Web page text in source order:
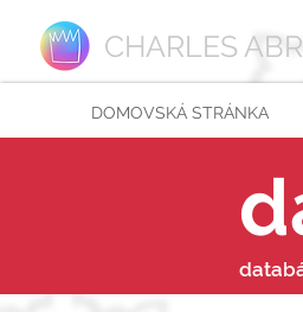
CHARLES
DOMOVSKÁ STRÁNKA